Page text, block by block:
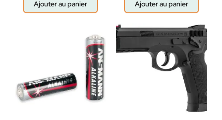
Ajouter au panier Ajouter au panier